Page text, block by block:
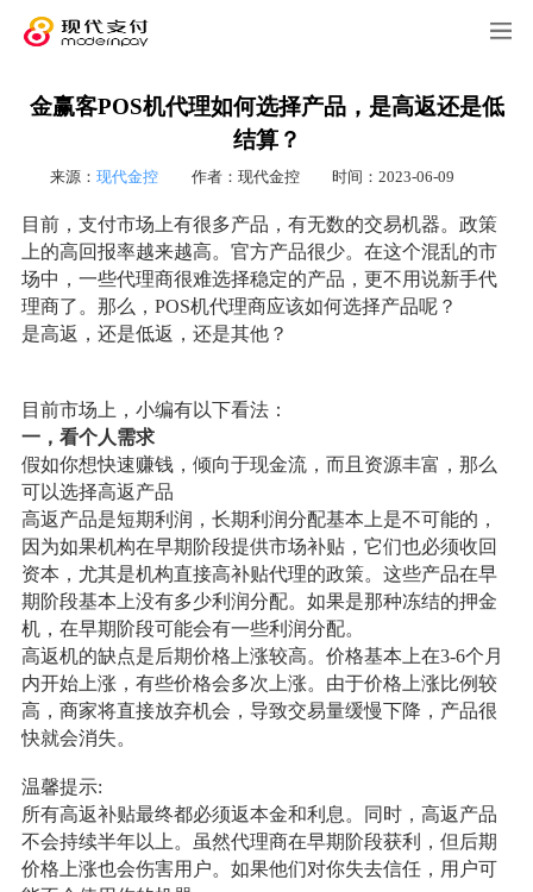
金赢客POS机代理如何选择产品，是高返还是低
结算？
来源： 现代金控 作者：现代金控 时间：2023-06-09
目前，支付市场上有很多产品，有无数的交易机器。政策
上的高回报率越来越高。官方产品很少。在这个混乱的市
场中，一些代理商很难选择稳定的产品，更不用说新手代
理商了。那么，POS机代理商应该如何选择产品呢？
是高返，还是低返，还是其他？
目前市场上，小编有以下看法：
一，看个人需求
假如你想快速赚钱，倾向于现金流，而且资源丰富，那么
可以选择高返产品
高返产品是短期利润，长期利润分配基本上是不可能的，
因为如果机构在早期阶段提供市场补贴，它们也必须收回
资本，尤其是机构直接高补贴代理的政策。这些产品在早
期阶段基本上没有多少利润分配。如果是那种冻结的押金
机，在早期阶段可能会有一些利润分配。
高返机的缺点是后期价格上涨较高。价格基本上在3-6个月
内开始上涨，有些价格会多次上涨。由于价格上涨比例较
高，商家将直接放弃机会，导致交易量缓慢下降，产品很
快就会消失。
温馨提示:
所有高返补贴最终都必须返本金和利息。同时，高返产品
不会持续半年以上。虽然代理商在早期阶段获利，但后期
价格上涨也会伤害用户。如果他们对你失去信任，用户可